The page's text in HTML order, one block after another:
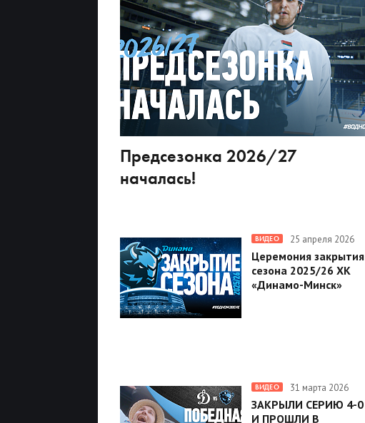
Предсезонка 2026/27
началась!
ВИДЕО 25 апреля 2026
Церемония закрытия
сезона 2025/26 ХК
«Динамо-Минск»
ВИДЕО 31 марта 2026
ЗАКРЫЛИ СЕРИЮ 4-0
И ПРОШЛИ В